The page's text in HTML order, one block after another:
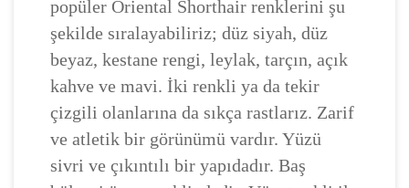
popüler Oriental Shorthair renklerini şu
şekilde sıralayabiliriz; düz siyah, düz
beyaz, kestane rengi, leylak, tarçın, açık
kahve ve mavi. İki renkli ya da tekir
çizgili olanlarına da sıkça rastlarız. Zarif
ve atletik bir görünümü vardır. Yüzü
sivri ve çıkıntılı bir yapıdadır. Baş